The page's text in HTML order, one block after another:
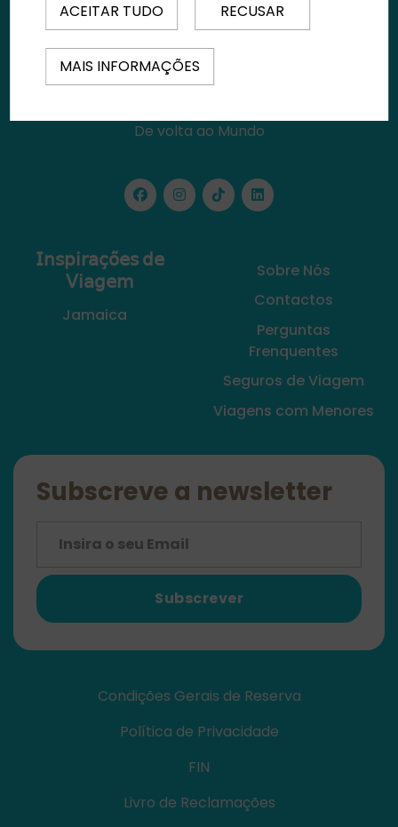
De volta ao Mundo
𝖨𝗇𝗌𝗉𝗂𝗋𝖺𝖼̧𝗈̃𝖾𝗌 𝖽𝖾
𝖵𝗂𝖺𝗀𝖾𝗆
Jamaica
Sobre Nós
Contactos
Perguntas
Frenquentes
Seguros de Viagem
Viagens com Menores
Subscreve a newsletter
Subscrever
Condições Gerais de Reserva
Política de Privacidade
FIN
Livro de Reclamações
ACEITAR TUDO RECUSAR
MAIS INFORMAÇÕES